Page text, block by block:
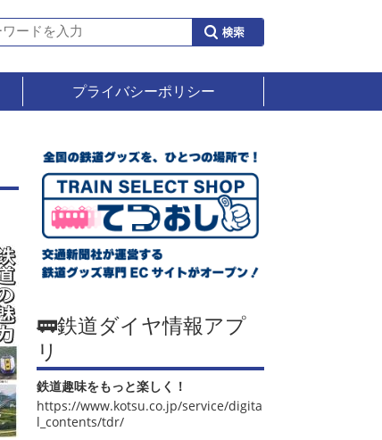
プライバシーポリシー
🚃鉄道ダイヤ情報アプ
リ
鉄道趣味をもっと楽しく！
https://www.kotsu.co.jp/service/digita
l_contents/tdr/